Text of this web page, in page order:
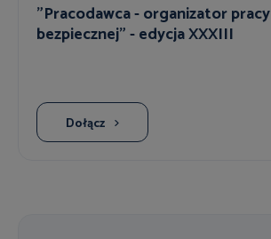
"Pracodawca - organizator pracy
bezpiecznej" - edycja XXXIII
Dołącz